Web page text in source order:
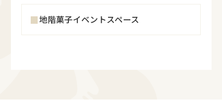
地階菓子イベントスペース